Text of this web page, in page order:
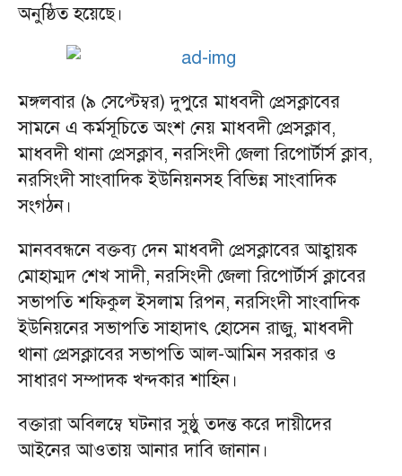
অনুষ্ঠিত হয়েছে।
মঙ্গলবার (৯ সেপ্টেম্বর) দুপুরে মাধবদী প্রেসক্লাবের
সামনে এ কর্মসূচিতে অংশ নেয় মাধবদী প্রেসক্লাব,
মাধবদী থানা প্রেসক্লাব, নরসিংদী জেলা রিপোর্টার্স ক্লাব,
নরসিংদী সাংবাদিক ইউনিয়নসহ বিভিন্ন সাংবাদিক
সংগঠন।
মানববন্ধনে বক্তব্য দেন মাধবদী প্রেসক্লাবের আহ্বায়ক
মোহাম্মদ শেখ সাদী, নরসিংদী জেলা রিপোর্টার্স ক্লাবের
সভাপতি শফিকুল ইসলাম রিপন, নরসিংদী সাংবাদিক
ইউনিয়নের সভাপতি সাহাদাৎ হোসেন রাজু, মাধবদী
থানা প্রেসক্লাবের সভাপতি আল-আমিন সরকার ও
সাধারণ সম্পাদক খন্দকার শাহিন।
বক্তারা অবিলম্বে ঘটনার সুষ্ঠু তদন্ত করে দায়ীদের
আইনের আওতায় আনার দাবি জানান।